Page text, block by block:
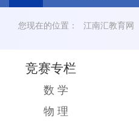
您现在的位置： 江南汇教育网
竞赛专栏
数 学
物 理